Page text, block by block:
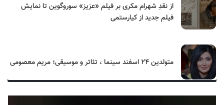
از نقدِ شهرام مکری بر فیلم «عزیز» سوروگوین تا نمایش
فیلم جدید از کیارستمی
متولدین ۲۴ اسفند سینما ، تئاتر و موسیقی؛ مریم معصومی